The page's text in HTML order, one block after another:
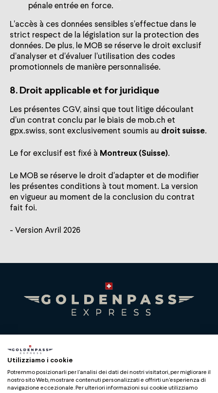
pénale entrée en force.
L'accès à ces données sensibles s'effectue dans le
strict respect de la législation sur la protection des
données. De plus, le MOB se réserve le droit exclusif
d'analyser et d'évaluer l'utilisation des codes
promotionnels de manière personnalisée.
8. Droit applicable et for juridique
Les présentes CGV, ainsi que tout litige découlant
d'un contrat conclu par le biais de mob.ch et
gpx.swiss, sont exclusivement soumis au droit suisse.
Le for exclusif est fixé à Montreux (Suisse).
Le MOB se réserve le droit d'adapter et de modifier
les présentes conditions à tout moment. La version
en vigueur au moment de la conclusion du contrat
fait foi.
- Version Avril 2026
Compagnie du Chemin de Fer Montreux Oberland
bernois SA
BLS AG
Utilizziamo i cookie
Potremmo posizionarli per l'analisi dei dati dei nostri visitatori, per migliorare il
nostro sito Web, mostrare contenuti personalizzati e offrirti un'esperienza di
navigazione eccezionale. Per ulteriori informazioni sui cookie utilizziamo